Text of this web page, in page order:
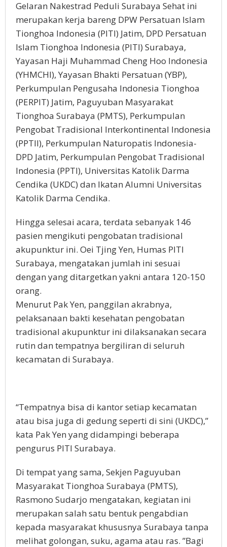
Gelaran Nakestrad Peduli Surabaya Sehat ini
merupakan kerja bareng DPW Persatuan Islam
Tionghoa Indonesia (PITI) Jatim, DPD Persatuan
Islam Tionghoa Indonesia (PITI) Surabaya,
Yayasan Haji Muhammad Cheng Hoo Indonesia
(YHMCHI), Yayasan Bhakti Persatuan (YBP),
Perkumpulan Pengusaha Indonesia Tionghoa
(PERPIT) Jatim, Paguyuban Masyarakat
Tionghoa Surabaya (PMTS), Perkumpulan
Pengobat Tradisional Interkontinental Indonesia
(PPTII), Perkumpulan Naturopatis Indonesia-
DPD Jatim, Perkumpulan Pengobat Tradisional
Indonesia (PPTI), Universitas Katolik Darma
Cendika (UKDC) dan Ikatan Alumni Universitas
Katolik Darma Cendika.
Hingga selesai acara, terdata sebanyak 146
pasien mengikuti pengobatan tradisional
akupunktur ini. Oei Tjing Yen, Humas PITI
Surabaya, mengatakan jumlah ini sesuai
dengan yang ditargetkan yakni antara 120-150
orang.
Menurut Pak Yen, panggilan akrabnya,
pelaksanaan bakti kesehatan pengobatan
tradisional akupunktur ini dilaksanakan secara
rutin dan tempatnya bergiliran di seluruh
kecamatan di Surabaya.
“Tempatnya bisa di kantor setiap kecamatan
atau bisa juga di gedung seperti di sini (UKDC),”
kata Pak Yen yang didampingi beberapa
pengurus PITI Surabaya.
Di tempat yang sama, Sekjen Paguyuban
Masyarakat Tionghoa Surabaya (PMTS),
Rasmono Sudarjo mengatakan, kegiatan ini
merupakan salah satu bentuk pengabdian
kepada masyarakat khususnya Surabaya tanpa
melihat golongan, suku, agama atau ras. ”Bagi